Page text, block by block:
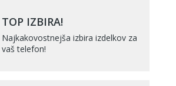
TOP IZBIRA!
Najkakovostnejša izbira izdelkov za
vaš telefon!